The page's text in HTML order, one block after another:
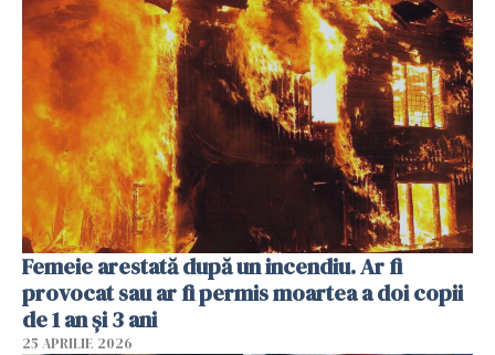
Femeie arestată după un incendiu. Ar fi
provocat sau ar fi permis moartea a doi copii
de 1 an și 3 ani
25 APRILIE 2026